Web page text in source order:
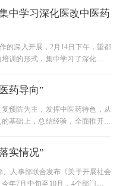
中学习深化医改中医药
的深入开展，2月14日下午，望都
训的形式，集中学习了深化医改
药导向”
预防为主，发挥中医药特色，从
基础上，总结经验，全面推开。
实情况”
人事部联合发布《关于开展社会
年7月中旬至10月，4个部门将联